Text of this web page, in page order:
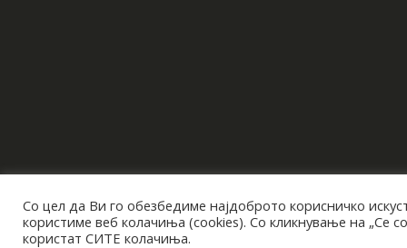
Со цел да Ви го обезбедиме најдоброто корисничко
користиме веб колачиња (cookies). Со кликнување на „Се
користат СИТЕ колачиња.